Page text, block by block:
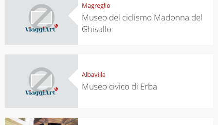
Magreglio
Museo del ciclismo Madonna del
Ghisallo
Albavilla
Museo civico di Erba